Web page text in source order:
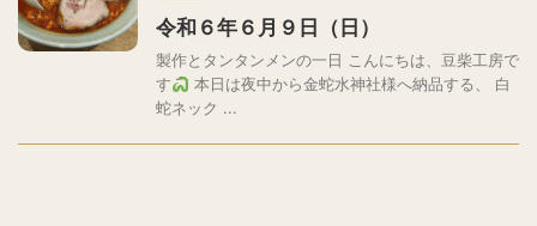
令和６年６月９日（日）
製作とタンタンメンの一日 こんにちは、豆柴工房で
す
本日は夜中から金蛇水神社様へ納品する、 白
蛇ネック ...